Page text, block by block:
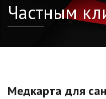
Частным
Медкарта для